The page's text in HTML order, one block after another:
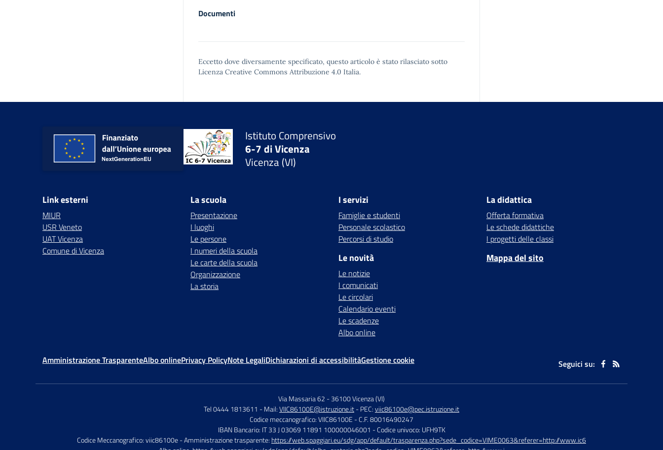
Documenti
Eccetto dove diversamente specificato, questo articolo è stato rilasciato sotto
Licenza Creative Commons Attribuzione 4.0 Italia.
Istituto Comprensivo
6-7 di Vicenza
Vicenza (VI)
Link esterni
MIUR
USR Veneto
UAT Vicenza
Comune di Vicenza
La scuola
Presentazione
I luoghi
Le persone
I numeri della scuola
Le carte della scuola
Organizzazione
La storia
I servizi
Famiglie e studenti
Personale scolastico
Percorsi di studio
Le novità
Le notizie
I comunicati
Le circolari
Calendario eventi
Le scadenze
Albo online
La didattica
Offerta formativa
Le schede didattiche
I progetti delle classi
Mappa del sito
Amministrazione TrasparenteAlbo onlinePrivacy PolicyNote LegaliDichiarazioni di accessibilitàGestione cookie Seguici su:
Via Massaria 62 -36100 Vicenza (VI)
Tel 0444 1813611 - Mail:VIIC86100E@istruzione.it- PEC:viic86100e@pec.istruzione.it
Codice meccanografico: VIIC86100E - C.F. 80016490247
IBAN Bancario: IT 33 J 03069 11891 100000046001 - Codice univoco: UFH9TK
Codice Meccanografico: viic86100e- Amministrazione trasparente: https://web.spaggiari.eu/sdg/app/default/trasparenza.php?sede_codice=VIME0063&referer=http://www.ic6